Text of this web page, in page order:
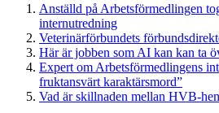
Anställd på Arbetsförmedlingen
internutredning
Veterinärförbundets
Här är jobben som AI kan kan ta
Expert om Arbetsförmedlingens
fruktansvärt karaktärsmord”
Vad är skillnaden mellan HVB-